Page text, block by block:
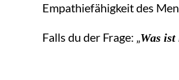
Empathiefähigkeit des
Falls du der Frage: „Was